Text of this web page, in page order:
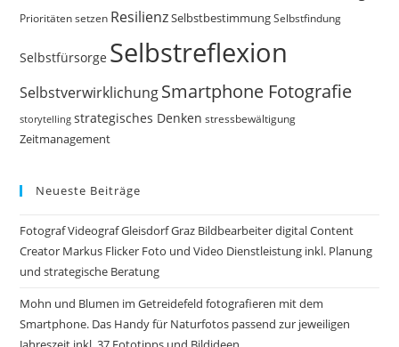
Prioritäten setzen ResilienzSelbstbestimmung Selbstfindung
Selbstfürsorge Selbstreflexion
SelbstverwirklichungSmartphone Fotografie
storytelling strategisches Denken stressbewältigung
Zeitmanagement
Neueste Beiträge
Fotograf Videograf Gleisdorf Graz Bildbearbeiter digital Content
Creator Markus Flicker Foto und Video Dienstleistung inkl. Planung
und strategische Beratung
Mohn und Blumen im Getreidefeld fotografieren mit dem
Smartphone. Das Handy für Naturfotos passend zur jeweiligen